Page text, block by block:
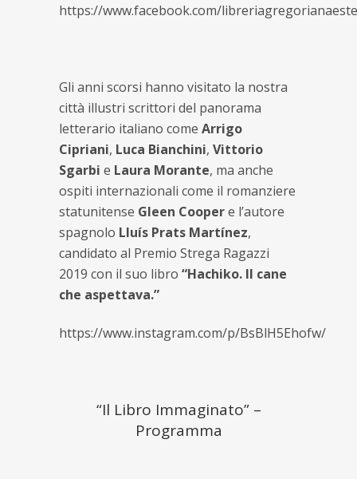
https://www.facebook.com/
Gli anni scorsi hanno visitato la nostra
città illustri scrittori del panorama
letterario italiano come Arrigo
Cipriani, Luca Bianchini, Vittorio
Sgarbi e Laura Morante, ma anche
ospiti internazionali come il romanziere
statunitense Gleen Coopere l’autore
spagnolo Lluís Prats Martínez,
candidato al Premio Strega Ragazzi
2019 con il suo libro “Hachiko. Il cane
che aspettava.”
https://www.instagram.com/p/BsBlH5Ehofw/
“Il Libro Immaginato” –
Programma